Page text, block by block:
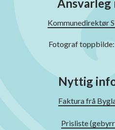
Kommunedirektør
Fotograf toppbilde:
Nyttig
Faktura frå
Prisliste